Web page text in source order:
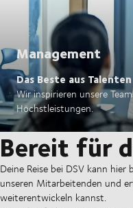
Management
Das Beste aus
Wir inspirieren unsere
Höchstleistungen.
Bereit für
Deine Reise bei DSV kann
unseren Mitarbeitenden und
weiterentwickeln kannst.